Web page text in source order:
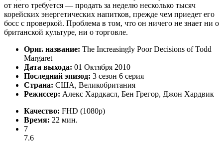
от него требуется — продать за неделю несколько тысяч
корейских энергетических напитков, прежде чем приедет его
босс с проверкой. Проблема в том, что он ничего не знает ни о
британской культуре, ни о торговле.
Ориг. название: The Increasingly Poor Decisions of Todd
Margaret
Дата выхода: 01 Октября 2010
Последний эпизод: 3 сезон 6 серия
Страна: США, Великобритания
Режиссер: Алекс Хардкасл, Бен Грегор, Джон Хардвик
Качество: FHD (1080p)
Время: 22 мин.
7
7.6